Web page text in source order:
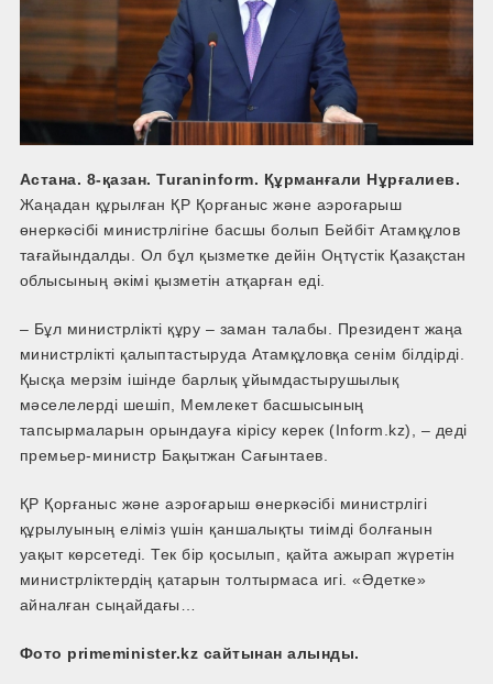
Астана. 8-қазан. Turaninform. Құрманғали Нұрғалиев.
Жаңадан құрылған ҚР Қорғаныс және аэроғарыш
өнеркәсібі министрлігіне басшы болып Бейбіт Атамқұлов
тағайындалды. Ол бұл қызметке дейін Оңтүстік Қазақстан
облысының әкімі қызметін атқарған еді.
– Бұл министрлікті құру – заман талабы. Президент жаңа
министрлікті қалыптастыруда Атамқұловқа сенім білдірді.
Қысқа мерзім ішінде барлық ұйымдастырушылық
мəселелерді шешіп, Мемлекет басшысының
тапсырмаларын орындауға кірісу керек (Inform.kz), – деді
премьер-­министр Бақытжан Сағынтаев.
ҚР Қорғаныс және аэроғарыш өнеркәсібі министрлігі
құрылуының еліміз үшін қаншалықты тиімді болғанын
уақыт көрсетеді. Тек бір қосылып, қайта ажырап жүретін
министрліктердің қатарын толтырмаса игі. «Әдетке»
айналған сыңайдағы…
Фото primeminister.kz сайтынан алынды.